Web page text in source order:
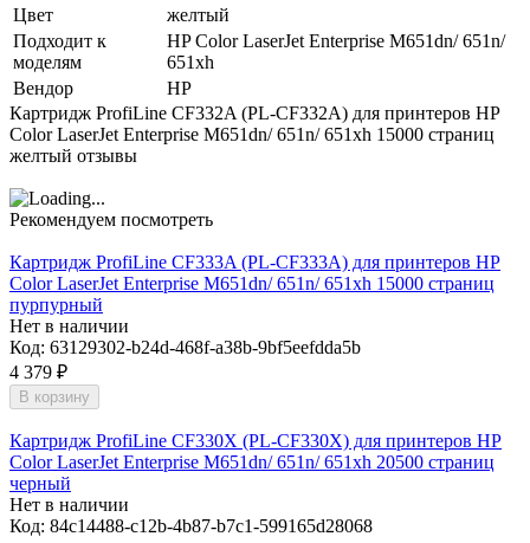
Цвет
желтый
Подходит к
моделям
HP Color LaserJet Enterprise M651dn/ 651n/
651xh
Вендор
HP
Картридж ProfiLine CF332A (PL-CF332A) для принтеров HP
Color LaserJet Enterprise M651dn/ 651n/ 651xh 15000 страниц
желтый отзывы
Рекомендуем посмотреть
Картридж ProfiLine CF333A (PL-CF333A) для принтеров HP
Color LaserJet Enterprise M651dn/ 651n/ 651xh 15000 страниц
пурпурный
Нет в наличии
Код: 63129302-b24d-468f-a38b-9bf5eefdda5b
4 379 ₽
В корзину
Картридж ProfiLine CF330X (PL-CF330X) для принтеров HP
Color LaserJet Enterprise M651dn/ 651n/ 651xh 20500 страниц
черный
Нет в наличии
Код: 84c14488-c12b-4b87-b7c1-599165d28068